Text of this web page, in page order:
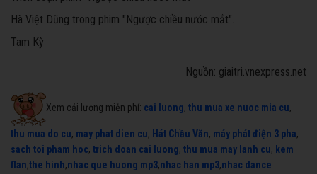
Hà Việt Dũng trong phim "Ngược chiều nước mắt".
Tam Kỳ
Nguồn: giaitri.vnexpress.net
Xem cải lương miễn phí: cai luong, thu mua xe nuoc mia cu,
thu mua do cu, may phat dien cu, Hát Chầu Văn, máy phát điện 3 pha,
sach toi pham hoc, trich doan cai luong, thu mua may lanh cu, kem
flan,the hinh,nhac que huong mp3,nhac han mp3,nhac dance